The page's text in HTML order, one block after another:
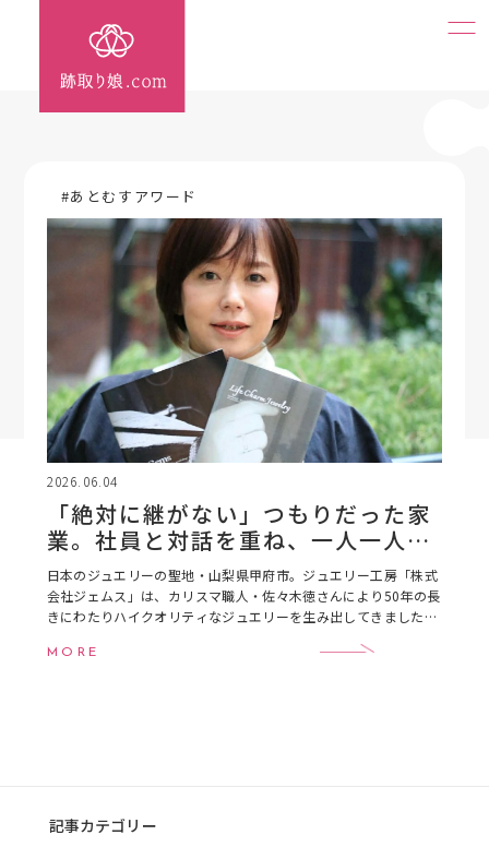
#あとむすアワード
2026.06.04
「絶対に継がない」つもりだった家
業。社員と対話を重ね、一人一人が
輝く「奇跡のチーム」への変革
日本のジュエリーの聖地・山梨県甲府市。ジュエリー工房「株式
会社ジェムス」は、カリスマ職人・佐々木徳さんにより50年の長
きにわたりハイクオリティなジュエリーを生み出してきました。
MORE
記事カテゴリー